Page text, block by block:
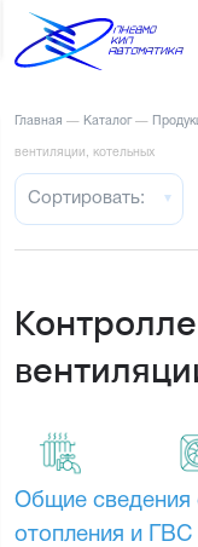
Главная — Каталог —
вентиляции, котельных
Сортировать:
Общие сведения
отопления и ГВС